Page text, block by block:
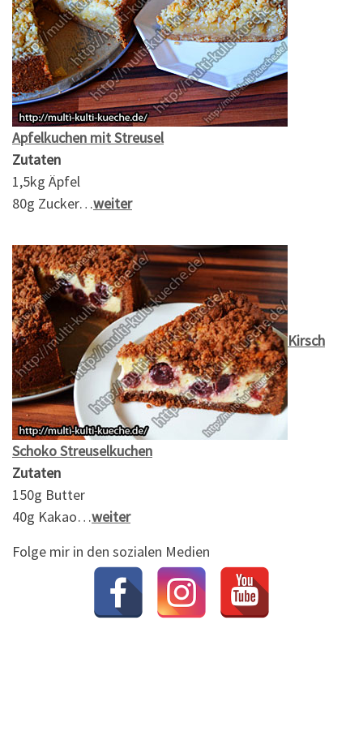
Apfelkuchen mit Streusel
Zutaten
1,5kg Äpfel
80g Zucker…weiter
Kirsch
Schoko Streuselkuchen
Zutaten
150g Butter
40g Kakao…weiter
Folge mir in den sozialen Medien